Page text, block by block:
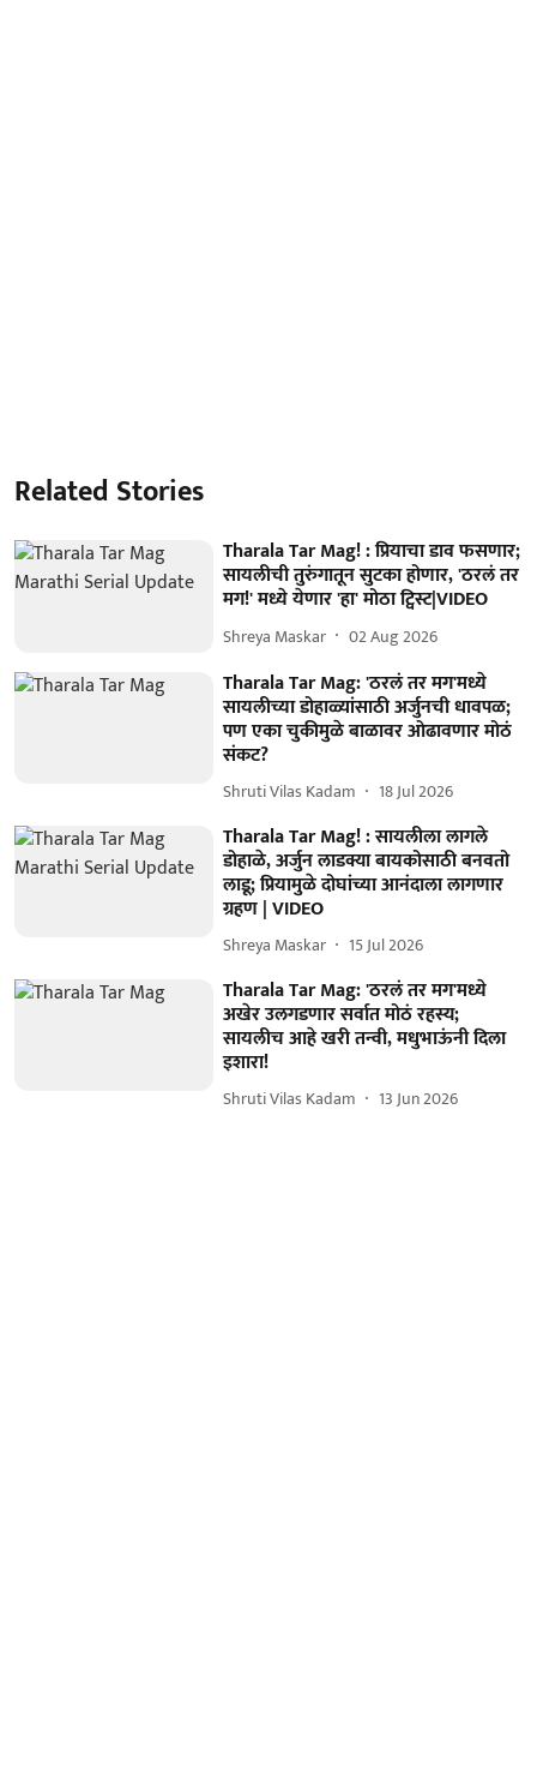
Related Stories
Tharala Tar Mag! : प्रियाचा डाव फसणार;
सायलीची तुरुंगातून सुटका होणार, 'ठरलं तर
मग!' मध्ये येणार 'हा' मोठा ट्विस्ट|VIDEO
Shreya Maskar 02 Aug 2026
Tharala Tar Mag: 'ठरलं तर मग'मध्ये
सायलीच्या डोहाळ्यांसाठी अर्जुनची धावपळ;
पण एका चुकीमुळे बाळावर ओढावणार मोठं
संकट?
Shruti Vilas Kadam 18 Jul 2026
Tharala Tar Mag! : सायलीला लागले
डोहाळे, अर्जुन लाडक्या बायकोसाठी बनवतो
लाडू; प्रियामुळे दोघांच्या आनंदाला लागणार
ग्रहण | VIDEO
Shreya Maskar 15 Jul 2026
Tharala Tar Mag: 'ठरलं तर मग'मध्ये
अखेर उलगडणार सर्वात मोठं रहस्य;
सायलीच आहे खरी तन्वी, मधुभाऊंनी दिला
इशारा!
Shruti Vilas Kadam 13 Jun 2026